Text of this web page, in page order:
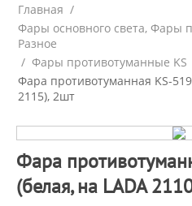
Главная /
Фары основного света, Фары
Разное
/ Фары противотуманные KS
Фара противотуманная KS-
2115), 2шт
Фара
(белая, на LADA